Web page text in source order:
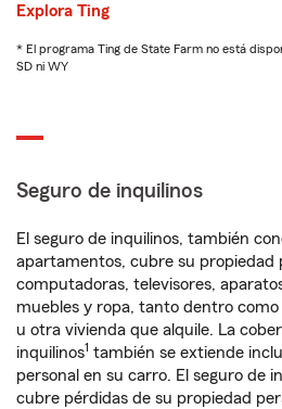
Explora Ting
* El programa Ting de State Farm no está
SD ni WY
Seguro de inquilinos
El seguro de inquilinos, también
apartamentos, cubre su propiedad
computadoras, televisores,
muebles y ropa, tanto dentro
u otra vivienda que alquile. La
inquilinos1 también se extiende
personal en su carro. El seguro de
cubre pérdidas de su propiedad